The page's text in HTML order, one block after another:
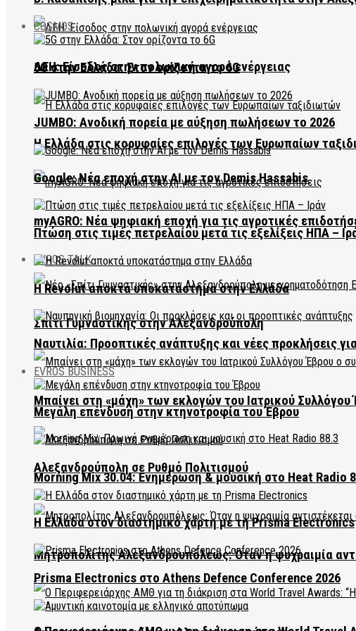
ΔΕΗ: Είσοδος στην πολωνική αγορά ενέργειας
Η Ελλάδα στις κορυφαίες επιλογές των Ευρωπαίων
myAGRO: Νέα ψηφιακή εποχή για τις αγροτικές
EVROS TALK
Σπίτι Γυμναστικής στην Αλεξανδρούπολη
Μπαίνει στη «μάχη» των εκλογών του Ιατρικού
Morning Mix 30.04: Ενημέρωση & μουσική στο Heat Radio
Μητροπολίτης Αλεξανδρουπόλεως: Όταν η ψυχραιμία
COSMOS
5G στην Ελλάδα: Στον ορίζοντα το 6G
JUMBO: Ανοδική πορεία με αύξηση πωλήσεων το 2026
Google: Νέα εποχή στην AI με τον Demis Hassabis
Πτώση στις τιμές πετρελαίου μετά τις εξελίξεις ΗΠΑ –
Η Revolut αποκτά υποκατάστημα στην Ελλάδα
Ναυτιλία: Προοπτικές ανάπτυξης και νέες προκλήσεις
EVROS BUSINESS
Μεγάλη επένδυση στην κτηνοτροφία του Έβρου
Αλεξανδρούπολη σε Ρυθμό Πολιτισμού
Η Ελλάδα στον διαστημικό χάρτη με τη Prisma Electronics
Prisma Electronics στο Athens Defence Conference 2026